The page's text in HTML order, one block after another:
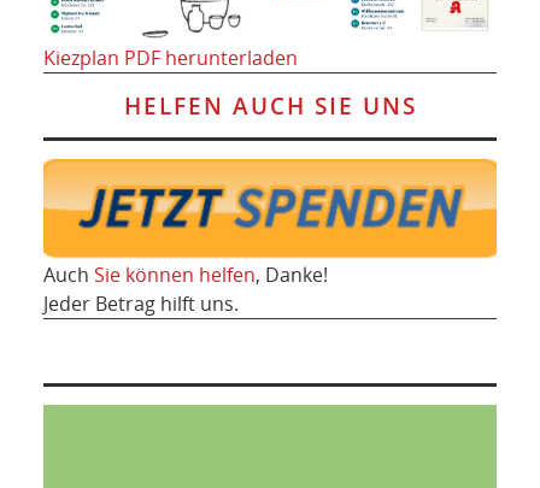
Kiezplan PDF herunterladen
HELFEN AUCH SIE UNS
Auch Sie können helfen, Danke!
Jeder Betrag hilft uns.